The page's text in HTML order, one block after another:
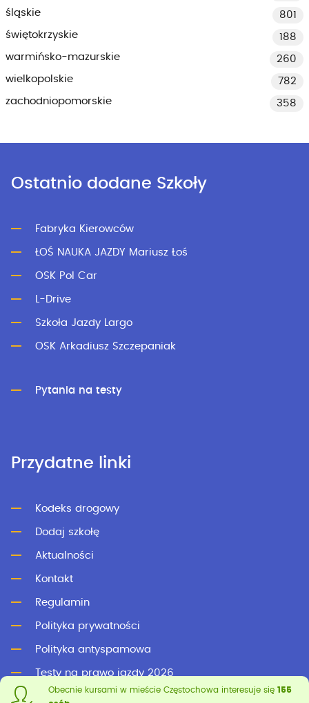
Obecnie kursami w mieście Częstochowa interesuje się 155
śląskie
801
świętokrzyskie
188
warmińsko-mazurskie
260
wielkopolskie
782
zachodniopomorskie
358
Ostatnio dodane Szkoły
Fabryka Kierowców
ŁOŚ NAUKA JAZDY Mariusz Łoś
OSK Pol Car
L-Drive
Szkoła Jazdy Largo
OSK Arkadiusz Szczepaniak
Pytania na testy
Przydatne linki
Kodeks drogowy
Dodaj szkołę
Aktualności
Kontakt
Regulamin
Polityka prywatności
Polityka antyspamowa
Testy na prawo jazdy 2026